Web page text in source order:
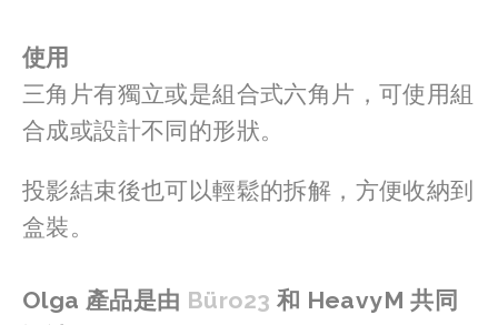
使用
三角片有獨立或是組合式六角片，可使用組
合成或設計不同的形狀。
投影結束後也可以輕鬆的拆解，方便收納到
盒裝。
Olga 產品是由 Büro23 和 HeavyM 共同